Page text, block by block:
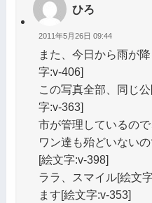
ひろ
2011年5月26日 09:44
また、今日から雨が
字:v-406]
この写真全部、同じ
字:v-363]
市が管理しているの
ワン達も殆どいない
[絵文字:v-398]
ララ、スマイル[絵文
ます[絵文字:v-353]